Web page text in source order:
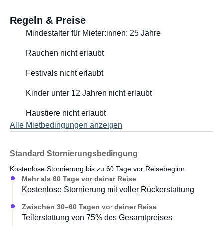
Regeln & Preise
Mindestalter für Mieter:innen: 25 Jahre
Rauchen nicht erlaubt
Festivals nicht erlaubt
Kinder unter 12 Jahren nicht erlaubt
Haustiere nicht erlaubt
Alle Mietbedingungen anzeigen
Standard Stornierungsbedingung
Kostenlose Stornierung bis zu 60 Tage vor Reisebeginn
Mehr als 60 Tage vor deiner Reise
Kostenlose Stornierung mit voller Rückerstattung
Zwischen 30–60 Tagen vor deiner Reise
Teilerstattung von 75% des Gesamtpreises